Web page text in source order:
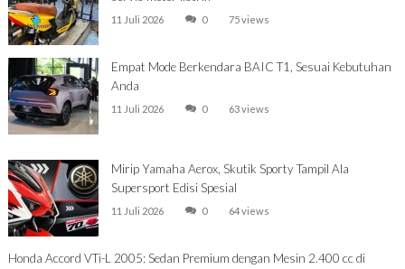
11 Juli 2026 0 75 views
Empat Mode Berkendara BAIC T1, Sesuai Kebutuhan
Anda
11 Juli 2026 0 63 views
Mirip Yamaha Aerox, Skutik Sporty Tampil Ala
Supersport Edisi Spesial
11 Juli 2026 0 64 views
Honda Accord VTi-L 2005: Sedan Premium dengan Mesin 2.400 cc di